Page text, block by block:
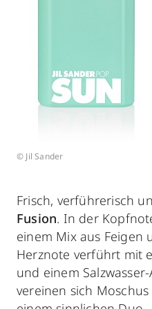
© Jil Sander
Frisch, verführerisch
Fusion. In der
einem Mix aus Feigen
Herznote verführt mit
und einem
vereinen sich